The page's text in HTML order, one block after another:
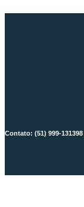
Contato: (51) 999-